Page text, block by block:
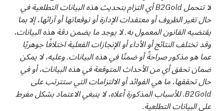
لا تتحمل B2Gold أي التزام بتحديث هذه البيانات التطلعية في
حال تغير الظروف أو معتقدات الإدارة أو توقعاتها أو آرائها، إلا بما
يقتضيه القانون المعمول به. لا يوجد ما يضمن دقة هذه البيانات،
وقد تختلف النتائج أو الأداء أو الإنجازات الفعلية اختلافًا جوهريًا
عما هو مذكور صراحةً أو ضمنًا في هذه البيانات. وعليه، لا يمكن
ضمان تحقق أي من الأحداث المتوقعة في هذه البيانات، أو في
حال تحققها، ما هي الفوائد أو الالتزامات التي ستترتب على
B2Gold. للأسباب المذكورة أعلاه، لا ينبغي الاعتماد بشكل مفرط
على البيانات التطلعية.